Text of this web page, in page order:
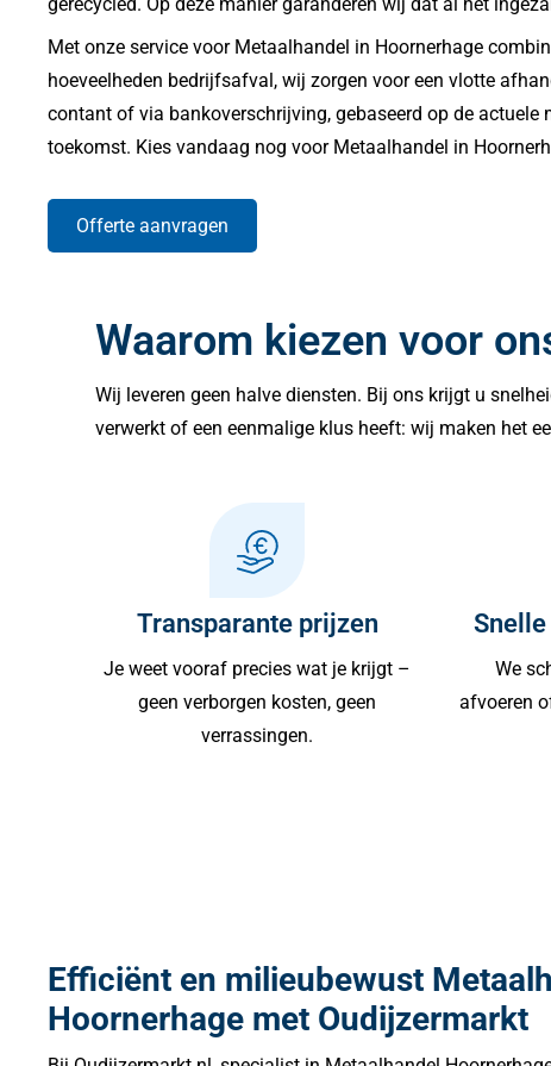
gerecycled. Op deze manier garanderen wij dat al het
Met onze service voor Metaalhandel in Hoornerhage
hoeveelheden bedrijfsafval, wij zorgen voor een vlotte
contant of via bankoverschrijving, gebaseerd op de
toekomst. Kies vandaag nog voor Metaalhandel in
Offerte aanvragen
Waarom kiezen voor
Wij leveren geen halve diensten. Bij ons krijgt u
verwerkt of een eenmalige klus heeft: wij maken het
Transparante prijzen
Je weet vooraf precies wat je krijgt –
geen verborgen kosten, geen
verrassingen.
We
afvoeren
Efficiënt en milieubewust
Hoornerhage met Oudijzermarkt